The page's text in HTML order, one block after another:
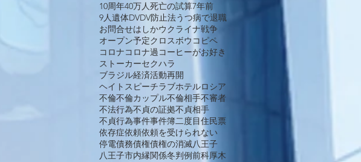
10周年40万人死亡の試算7年前
9人遺体DVDV防止法うつ病で退職
お問合せはしかウクライナ戦争
オープン予定クロスボウ コピペ
コロナコロナ過コーヒーがお好き
ストーカーセクハラ
ブラジル経済活動再開
ヘイトスピーチラブホテルロシア
不倫不倫カップル不倫相手不審者
不法行為不貞の証拠不貞相手
不貞行為事件事件簿二度目住民票
依存症依頼依頼を受けられない
停電債務債権債権の消滅八王子
八王子市内縁関係冬判例前科厚木